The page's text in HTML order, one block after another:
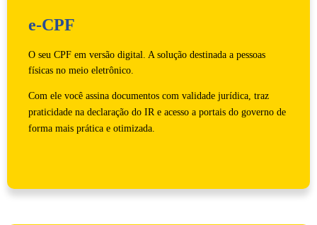
e-CPF
O seu CPF em versão digital. A solução destinada a pessoas
físicas no meio eletrônico.
Com ele você assina documentos com validade jurídica, traz
praticidade na declaração do IR e acesso a portais do governo de
forma mais prática e otimizada.